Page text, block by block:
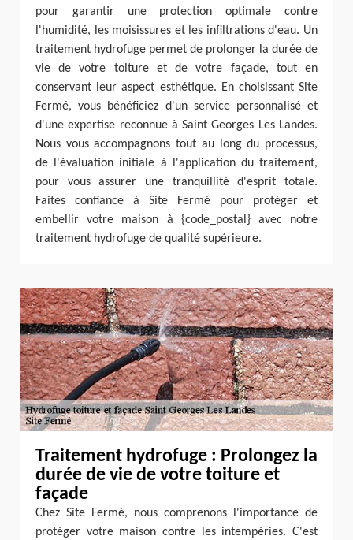
pour garantir une protection optimale contre
l'humidité, les moisissures et les infiltrations d'eau. Un
traitement hydrofuge permet de prolonger la durée de
vie de votre toiture et de votre façade, tout en
conservant leur aspect esthétique. En choisissant Site
Fermé, vous bénéficiez d'un service personnalisé et
d'une expertise reconnue à Saint Georges Les Landes.
Nous vous accompagnons tout au long du processus,
de l'évaluation initiale à l'application du traitement,
pour vous assurer une tranquillité d'esprit totale.
Faites confiance à Site Fermé pour protéger et
embellir votre maison à {code_postal} avec notre
traitement hydrofuge de qualité supérieure.
Traitement hydrofuge : Prolongez la
durée de vie de votre toiture et
façade
Chez Site Fermé, nous comprenons l'importance de
protéger votre maison contre les intempéries. C'est